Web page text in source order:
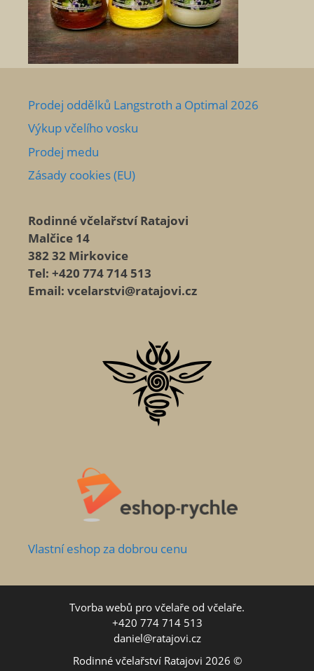
Prodej oddělků Langstroth a Optimal 2026
Výkup včelího vosku
Prodej medu
Zásady cookies (EU)
Rodinné včelařství Ratajovi
Malčice 14
382 32 Mirkovice
Tel: +420 774 714 513
Email: vcelarstvi@ratajovi.cz
Vlastníeshop za dobrou cenu
Tvorba webů pro včelaře od včelaře.
+420 774 714 513
daniel@ratajovi.cz
Rodinné včelařství Ratajovi 2026 ©